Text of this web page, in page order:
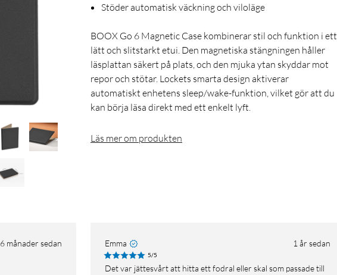
Stöder automatisk väckning och viloläge
BOOX Go 6 Magnetic Case kombinerar stil och funktion i ett
lätt och slitstarkt etui. Den magnetiska stängningen håller
läsplattan säkert på plats, och den mjuka ytan skyddar mot
repor och stötar. Lockets smarta design aktiverar
automatiskt enhetens sleep/wake-funktion, vilket gör att du
kan börja läsa direkt med ett enkelt lyft.
Läs mer om produkten
6 månader sedan Emma 1 år sedan
5/5
Det var jättesvårt att hitta ett fodral eller skal som passade till